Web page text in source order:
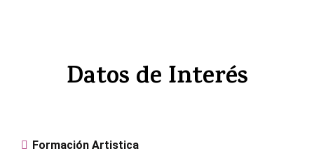
Datos de Interés
Formación Artistica